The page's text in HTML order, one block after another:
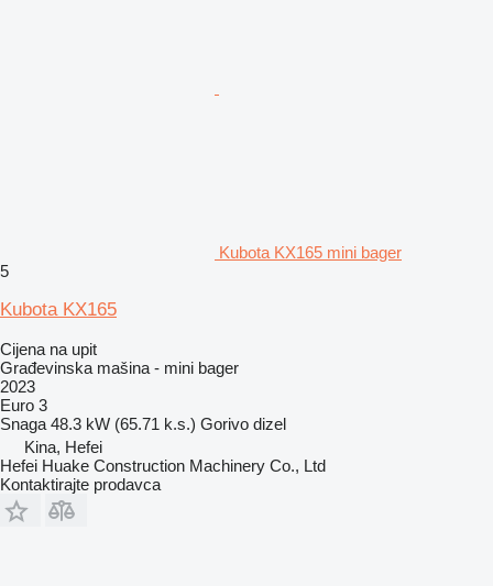
Kubota KX165 mini bager
5
Kubota KX165
Cijena na upit
Građevinska mašina - mini bager
2023
Euro 3
Snaga 48.3 kW (65.71 k.s.) Gorivo dizel
Kina, Hefei
Hefei Huake Construction Machinery Co., Ltd
Kontaktirajte prodavca